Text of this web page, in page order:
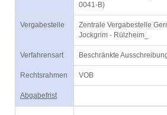
0041-B)
Vergabestelle
Zentrale Vergabestelle
Jockgrim - Rülzheim_
Verfahrensart Beschränkte
Rechtsrahmen VOB
Abgabefrist